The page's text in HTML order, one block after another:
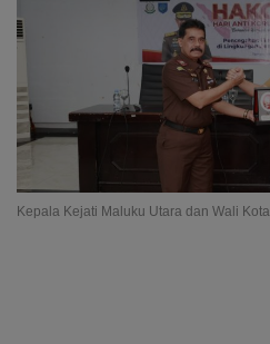
Kepala Kejati Maluku Utara dan Wali